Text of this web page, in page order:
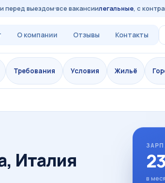
выездом все вакансиилегальные, с
О компании Отзывы Контакты
Требования Условия Жильё
Италия
в